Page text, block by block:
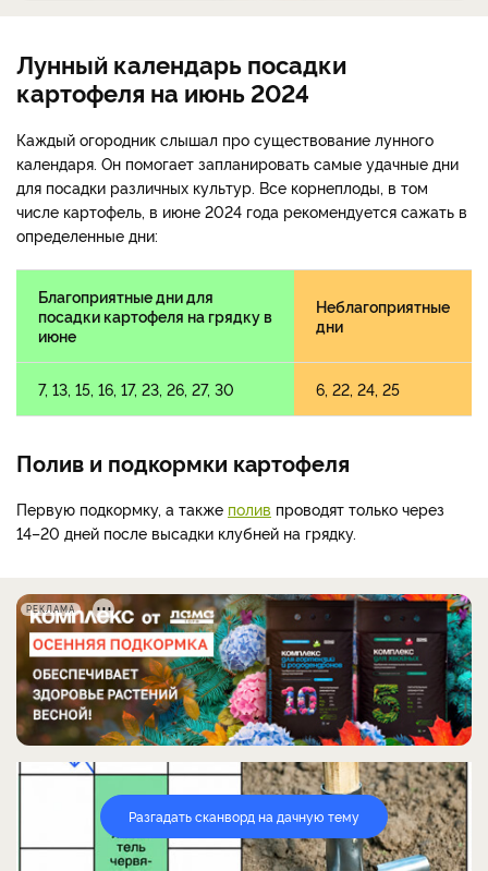
Лунный календарь посадки
картофеля на июнь 2024
Каждый огородник слышал про существование лунного
календаря. Он помогает запланировать самые удачные дни
для посадки различных культур. Все корнеплоды, в том
числе картофель, в июне 2024 года рекомендуется сажать в
определенные дни:
Благоприятные дни для
посадки картофеля на грядку в
июне
Неблагоприятные
дни
7, 13, 15, 16, 17, 23, 26, 27, 30 6, 22, 24, 25
Полив и подкормки картофеля
Первую подкормку, а также полив проводят только через
14–20 дней после высадки клубней на грядку.
РЕКЛАМА
Разгадать сканворд на дачную тему